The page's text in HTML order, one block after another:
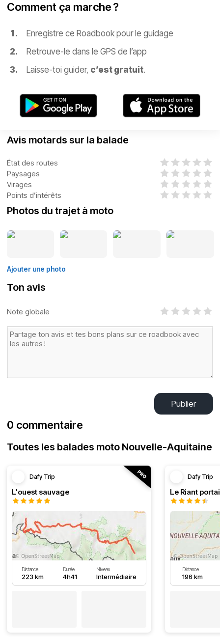
Comment ça marche ?
Enregistre ce Roadbook pour le guidage
Retrouve-le dans le GPS de l’app
Laisse-toi guider, c’est gratuit.
Avis motards sur la balade
État des routes
Paysages
Virages
Points d’intérêts
Photos du trajet à moto
Ajouter une photo
Ton avis
Note globale
Publier
0 commentaire
Toutes les balades moto Nouvelle-Aquitaine
Dafy Trip
L'ouest sauvage
Distance
223 km
Durée
4h41
Niveau
Intermédiaire
Dafy Trip
Le Riant
Distance
196 km